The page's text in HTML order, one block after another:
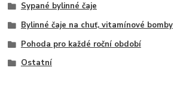
Sypané bylinné čaje
Bylinné čaje na chuť, vitamínové bomby
Pohoda pro každé roční období
Ostatní